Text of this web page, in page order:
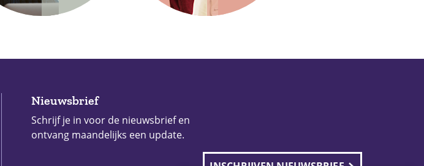
Nieuwsbrief
Schrijf je in voor de nieuwsbrief en
ontvang maandelijks een update.